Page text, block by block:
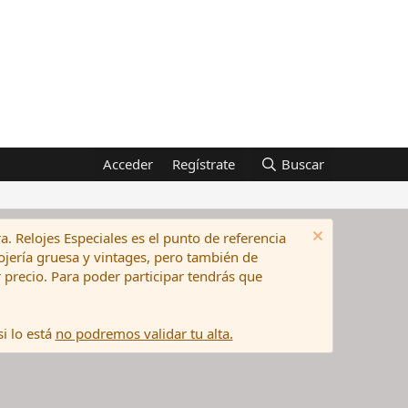
Acceder Regístrate Buscar
Relojes Especiales es el punto de referencia
gruesa y vintages, pero también de
Para poder participar tendrás que
lo está no podremos validar tu alta.